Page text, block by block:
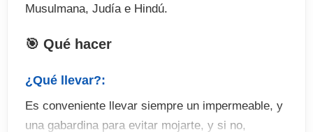
Musulmana, Judía e Hindú.
🎯 Qué hacer
¿Qué llevar?:
Es conveniente llevar siempre un impermeable, y
una gabardina para evitar mojarte, y si no,